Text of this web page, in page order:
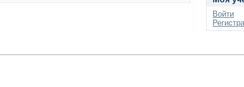
Войти